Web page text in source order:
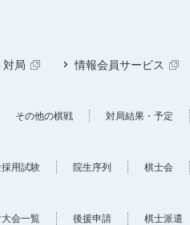
対局 情報会員サービス
その他の棋戦 対局結果・予定
用試験 院生序列 棋士会
大会一覧 後援申請 棋士派遣